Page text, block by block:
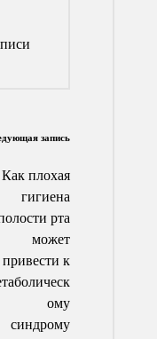
запись
Как плохая
гигиена
рта
может
привести к
ому
синдрому